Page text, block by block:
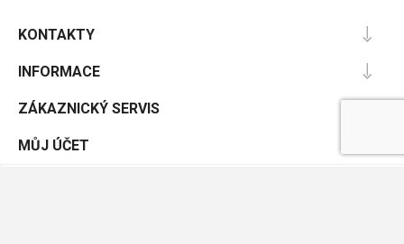
KONTAKTY
INFORMACE
ZÁKAZNICKÝ SERVIS
MŮJ ÚČET